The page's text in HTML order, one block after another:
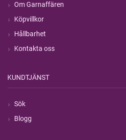
Om Garnaffären
Köpvillkor
Hållbarhet
Kontakta oss
KUNDTJÄNST
Sök
Blogg